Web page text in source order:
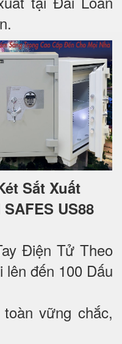
Sắt Xuất
US88
Điện Tử Theo
đến 100 Dấu
vững chắc,